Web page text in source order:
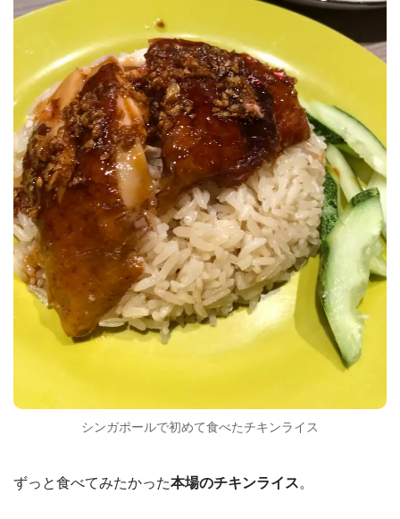
シンガポールで初めて食べたチキンライス
ずっと食べてみたかった本場のチキンライス。